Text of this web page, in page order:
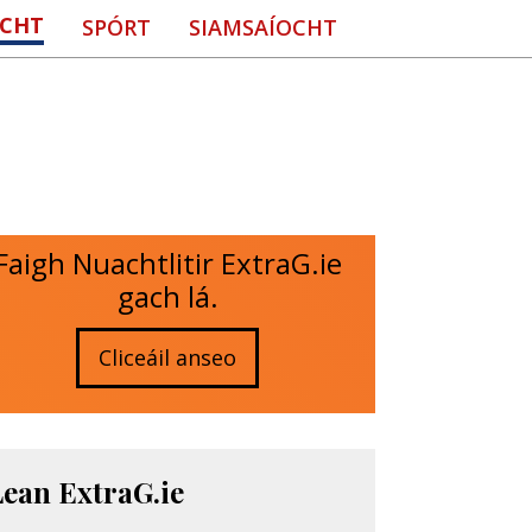
SPÓRT SIAMSAÍOCHT
Nuachtlitir ExtraG.ie
gach lá.
Cliceáil anseo
ExtraG.ie